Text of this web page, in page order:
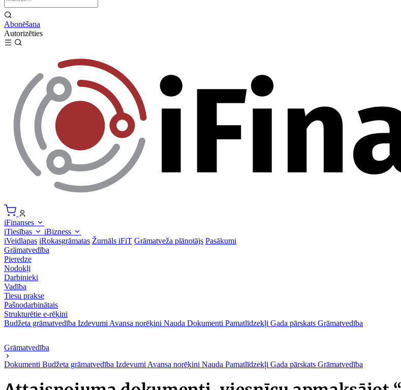
Abonēšana
Autorizēties
iFinanses
iTiesības
iBizness
iVeidlapas iRokasgrāmatas Žurnāls iFiT Grāmatveža plānotājs Pasākumi
Grāmatvedība
Pieredze
Nodokļi
Darbinieki
Vadība
Tiesu prakse
Pašnodarbinātais
Strukturētie e-rēķini
Budžeta grāmatvedība Izdevumi Avansa norēķini Nauda Dokumenti Pamatlīdzekļi Gada pārskats Grāmatvedība
Grāmatvedība
Dokumenti Budžeta grāmatvedība Izdevumi Avansa norēķini Nauda Pamatlīdzekļi Gada pārskats Grāmatvedība